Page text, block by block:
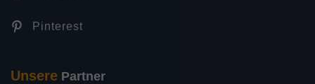
Pinterest
Unsere Partner